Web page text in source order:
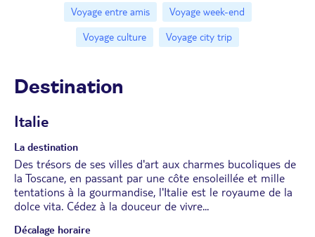
Voyage entre amis
Voyage week-end
Voyage culture
Voyage city trip
Destination
Italie
La destination
Des trésors de ses villes d'art aux charmes bucoliques de
la Toscane, en passant par une côte ensoleillée et mille
tentations à la gourmandise, l'Italie est le royaume de la
dolce vita. Cédez à la douceur de vivre...
Décalage horaire